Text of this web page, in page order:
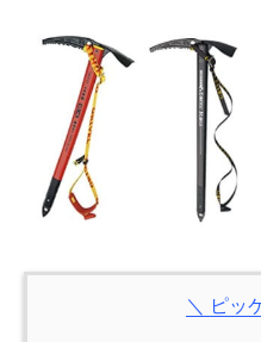
＼ ピッ